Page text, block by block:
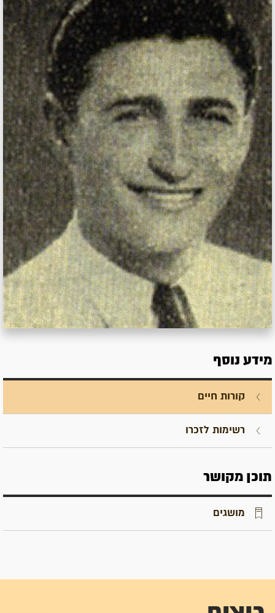
מידע נוסף
קורות חיים
רשימות לזכרו
תוכן מקושר
מושגים